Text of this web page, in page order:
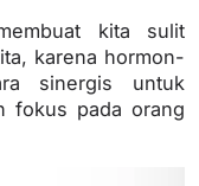
kita sulit
karena hormon-
sinergis untuk
fokus pada orang